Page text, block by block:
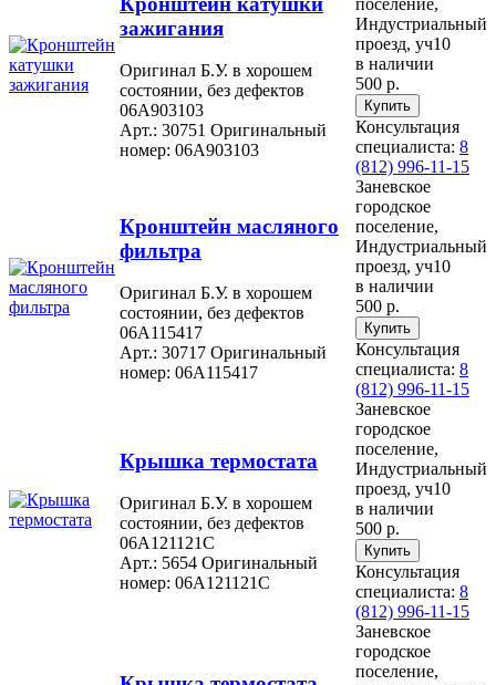
зажигания
Оригинал Б.У. в хорошем
состоянии, без дефектов
06A903103
Арт.: 30751 Оригинальный
номер: 06A903103
Индустриальный
проезд, уч10
в наличии
500 р.
Консультация
специалиста: 8
(812) 996-11-15
Кронштейн масляного
фильтра
Оригинал Б.У. в хорошем
состоянии, без дефектов
06A115417
Арт.: 30717 Оригинальный
номер: 06A115417
Заневское
городское
поселение,
Индустриальный
проезд, уч10
в наличии
500 р.
Консультация
специалиста: 8
(812) 996-11-15
Крышка термостата
Оригинал Б.У. в хорошем
состоянии, без дефектов
06A121121C
Арт.: 5654 Оригинальный
номер: 06A121121C
Заневское
городское
поселение,
Индустриальный
проезд, уч10
в наличии
500 р.
Консультация
специалиста: 8
(812) 996-11-15
Заневское
городское
поселение,